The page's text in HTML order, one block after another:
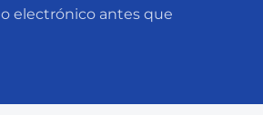
electrónico antes que